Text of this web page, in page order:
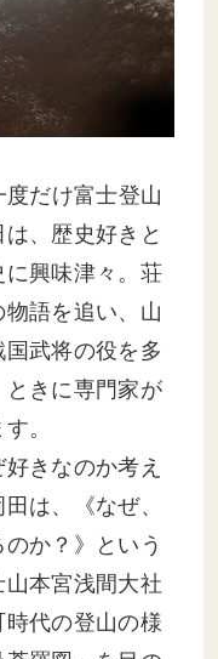
だけ富士登山
、歴史好きと
興味津々。荘
語を追い、山
武将の役を多
ときに専門家が
。
きなのか考え
は、《なぜ、
か？》という
本宮浅間大社
代の登山の様